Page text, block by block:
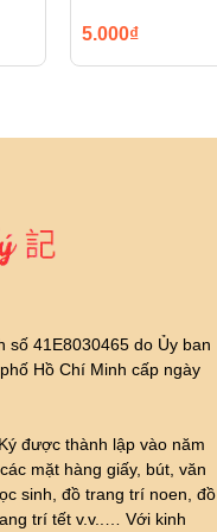
5.000₫
số 41E8030465 do Ủy ban
Hồ Chí Minh cấp ngày
được thành lập vào năm
mặt hàng giấy, bút, văn
sinh, đồ trang trí noen, đồ
trí tết v.v..… Với kinh